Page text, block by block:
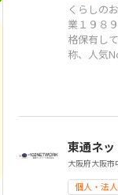
くらしの
業１９８
格保有し
称、人気
東通ネ
大阪府大阪市
個人・法